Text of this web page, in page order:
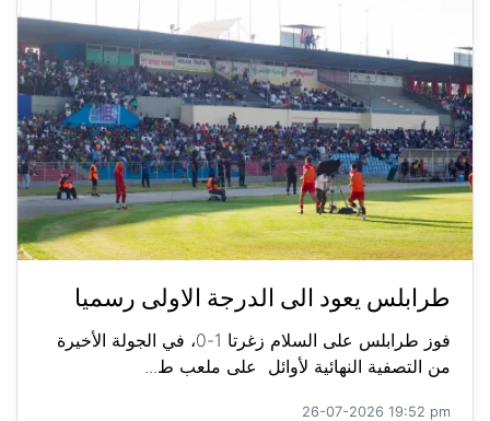
طرابلس يعود الى الدرجة الاولى رسميا
فوز طرابلس على السلام زغرتا 1-0، في الجولة الأخيرة
من التصفية النهائية لأوائل على ملعب ط...
26-07-2026 19:52 pm